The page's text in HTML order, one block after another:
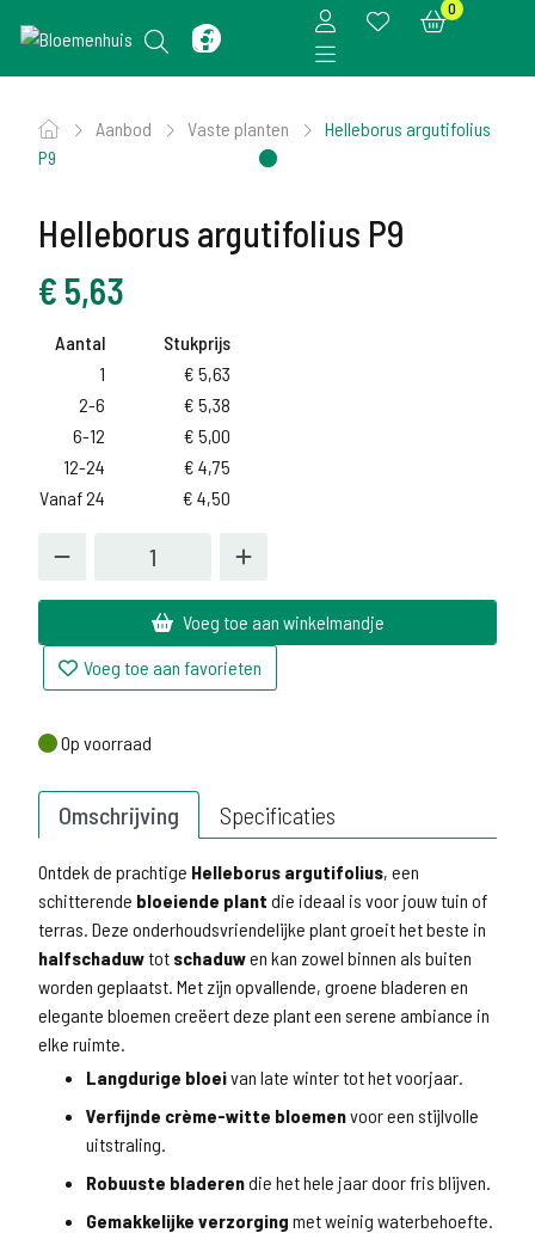
0
Aanbod Vaste planten
Helleborus argutifolius
P9
Helleborus argutifolius P9
€ 5,63
Aantal
Stukprijs
1
€ 5,63
2-6
€ 5,38
6-12
€ 5,00
12-24
€ 4,75
Vanaf 24
€ 4,50
Voeg toe aan winkelmandje
Voeg toe aan favorieten
Op voorraad
Op voorraad
Omschrijving Specificaties
Ontdek de prachtige Helleborus argutifolius, een
schitterende bloeiende plant die ideaal is voor jouw tuin of
terras. Deze onderhoudsvriendelijke plant groeit het beste in
halfschaduwtot schaduwen kan zowel binnen als buiten
worden geplaatst. Met zijn opvallende, groene bladeren en
elegante bloemen creëert deze plant een serene ambiance in
elke ruimte.
Langdurige bloeivan late winter tot het voorjaar.
Verfijnde crème-witte bloemenvoor een stijlvolle
uitstraling.
Robuuste bladerendie het hele jaar door fris blijven.
Gemakkelijke verzorging met weinig waterbehoefte.